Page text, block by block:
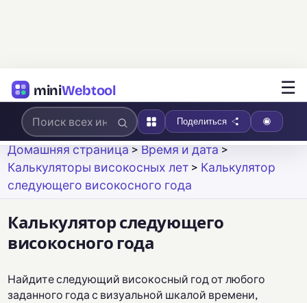
miniWebtool ☰
Поделиться
Домашняя страница>Время и дата>
Калькуляторы високосных лет > Калькулятор
следующего високосного года
Калькулятор следующего
високосного года
Найдите следующий високосный год от любого
заданного года с визуальной шкалой времени,